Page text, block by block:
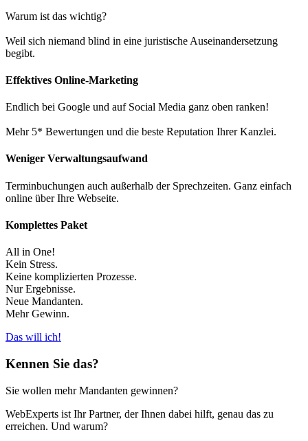
Warum ist das wichtig?
Weil sich niemand blind in eine juristische Auseinandersetzung
begibt.
Effektives Online-Marketing
Endlich bei Google und auf Social Media ganz oben ranken!
Mehr 5* Bewertungen und die beste Reputation Ihrer Kanzlei.
Weniger Verwaltungsaufwand
Terminbuchungen auch außerhalb der Sprechzeiten. Ganz einfach
online über Ihre Webseite.
Komplettes Paket
All in One!
Kein Stress.
Keine komplizierten Prozesse.
Nur Ergebnisse.
Neue Mandanten.
Mehr Gewinn.
Das will ich!
Kennen Sie das?
Sie wollen mehr Mandanten gewinnen?
WebExperts ist Ihr Partner, der Ihnen dabei hilft, genau das zu
erreichen. Und warum?